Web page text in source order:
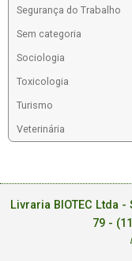
Segurança do Trabalho
Sem categoria
Sociologia
Toxicologia
Turismo
Veterinária
Livraria BIOTEC Ltda
79 -